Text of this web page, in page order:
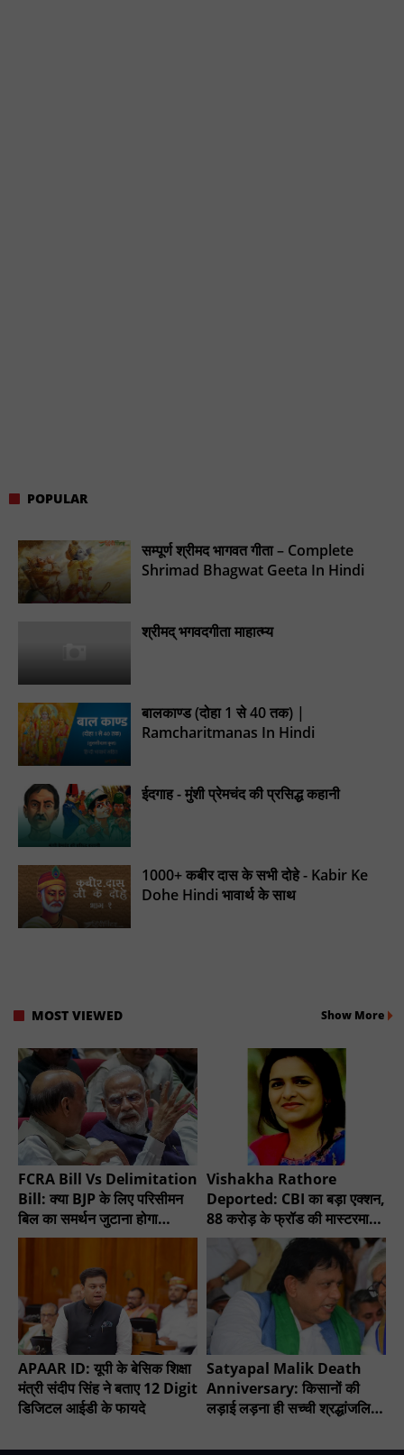
POPULAR
सम्पूर्ण श्रीमद भागवत गीता – Complete
Shrimad Bhagwat Geeta In Hindi
श्रीमद् भगवदगीता माहात्म्य
बालकाण्ड (दोहा 1 से 40 तक) |
Ramcharitmanas In Hindi
ईदगाह - मुंशी प्रेमचंद की प्रसिद्ध कहानी
1000+ कबीर दास के सभी दोहे - Kabir Ke
Dohe Hindi भावार्थ के साथ
MOST VIEWED Show More
FCRA Bill Vs Delimitation
Bill: क्या BJP के लिए परिसीमन
बिल का समर्थन जुटाना होगा
मुश्किल?
Vishakha Rathore
Deported: CBI का बड़ा एक्शन,
88 करोड़ के फ्रॉड की मास्टरमाइंड
गिरफ्तार
APAAR ID: यूपी के बेसिक शिक्षा
मंत्री संदीप सिंह ने बताए 12 Digit
डिजिटल आईडी के फायदे
Satyapal Malik Death
Anniversary: किसानों की
लड़ाई लड़ना ही सच्ची श्रद्धांजलि -